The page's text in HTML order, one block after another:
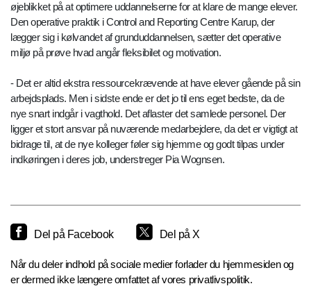
øjeblikket på at optimere uddannelserne for at klare de mange elever.
Den operative praktik i Control and Reporting Centre Karup, der
lægger sig i kølvandet af grunduddannelsen, sætter det operative
miljø på prøve hvad angår fleksibilet og motivation.
- Det er altid ekstra ressourcekrævende at have elever gående på sin
arbejdsplads. Men i sidste ende er det jo til ens eget bedste, da de
nye snart indgår i vagthold. Det aflaster det samlede personel. Der
ligger et stort ansvar på nuværende medarbejdere, da det er vigtigt at
bidrage til, at de nye kolleger føler sig hjemme og godt tilpas under
indkøringen i deres job, understreger Pia Wognsen.
Del på Facebook Del på X
Når du deler indhold på sociale medier forlader du hjemmesiden og
er dermed ikke længere omfattet af vores privatlivspolitik.